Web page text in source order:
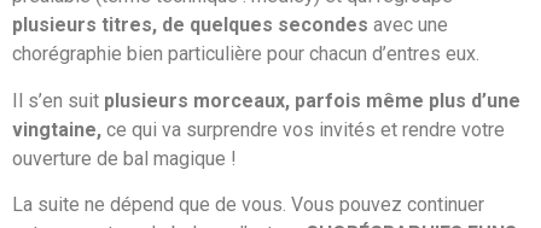
plusieurs titres, de quelques secondes avec une
chorégraphie bien particulière pour chacun d’entres eux.
Il s’en suit plusieurs morceaux, parfois même plus d’une
vingtaine, ce qui va surprendre vos invités et rendre votre
ouverture de bal magique !
La suite ne dépend que de vous. Vous pouvez continuer